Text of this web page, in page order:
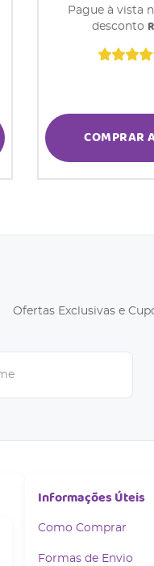
Pague à vista
desconto
COMPRAR
Ofertas Exclusivas e
Informações Úteis
Como Comprar
Formas de Envio